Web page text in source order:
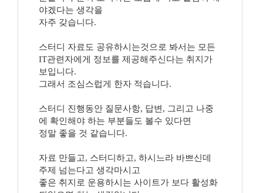
야겠다는 생각을
자주 갖습니다.
스터디 자료도 공유하시는것으로 봐서는 모든
IT관련자에게 정보를 제공해주신다는 취지가
보입니다.
그래서 조심스럽게 한자 적습니다.
스터디 진행동안 질문사항, 답변, 그리고 나중
에 확인해야 하는 부분들도 볼수 있다면
정말 좋을 것 같습니다.
자료 만들고, 스터디하고, 하시느라 바쁘신데
주제 넘는다고 생각마시고
좋은 취지로 운용하시는 사이트가 보다 활성화